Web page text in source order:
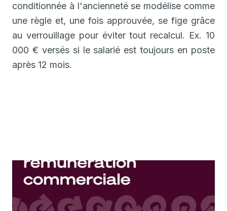
conditionnée à l'ancienneté se modélise comme
une règle et, une fois approuvée, se fige grâce
au verrouillage pour éviter tout recalcul. Ex. 10
000 € versés si le salarié est toujours en poste
après 12 mois.